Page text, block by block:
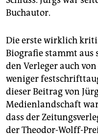
Buchautor.
Die erste wirklich
Biografie stammt aus
den Verleger auch
weniger
dieser Beitrag von
Medienlandschaft
dass der
der Theodor-Wolff-